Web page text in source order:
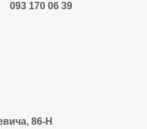
093 170 06 39
86-Н